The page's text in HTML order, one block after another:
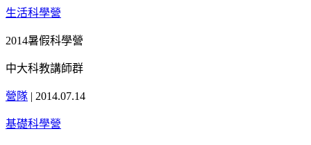
生活科學營
2014暑假科學營
中大科教講師群
營隊 | 2014.07.14
基礎科學營